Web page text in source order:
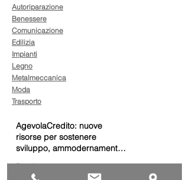
Autoriparazione
Benessere
Comunicazione
Edilizia
Impianti
Legno
Metalmeccanica
Moda
Trasporto
AgevolaCredito: nuove
risorse per sostenere
sviluppo, ammodernamento
Bandi